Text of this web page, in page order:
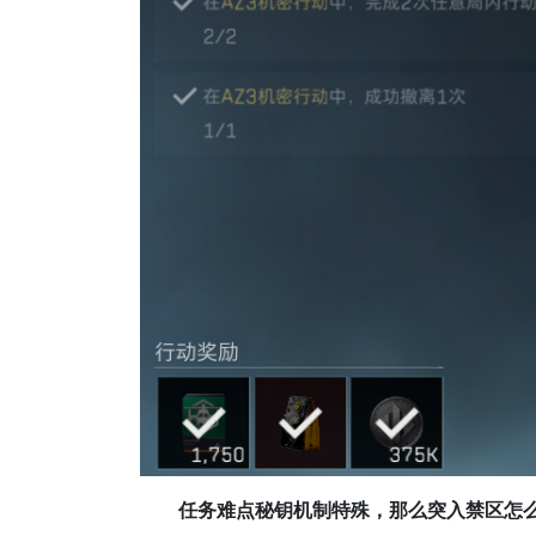
任务难点秘钥机制特殊，那么突入禁区怎